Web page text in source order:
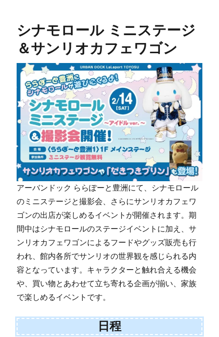
シナモロール ミニステージ
＆サンリオカフェワゴン
アーバンドック ららぽーと豊洲にて、シナモロール
のミニステージと撮影会、さらにサンリオカフェワ
ゴンの出店が楽しめるイベントが開催されます。期
間中はシナモロールのステージイベントに加え、サ
ンリオカフェワゴンによるフードやグッズ販売も行
われ、館内各所でサンリオの世界観を感じられる内
容となっています。キャラクターと触れ合える機会
や、買い物とあわせて立ち寄れる企画が揃い、家族
で楽しめるイベントです。
日程